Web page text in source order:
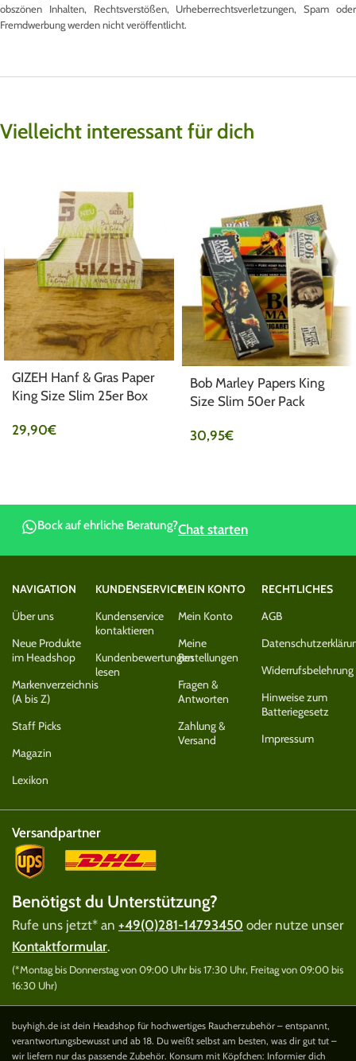
obszönen Inhalten, Rechtsverstößen, Urheberrechtsverletzungen, Spam oder
Fremdwerbung werden nicht veröffentlicht.
Vielleicht interessant für dich
GIZEH Hanf & Gras Paper
King Size Slim 25er Box
29,90€
Bob Marley Papers King
Size Slim 50er Pack
30,95€
Bock auf ehrliche Beratung?Chat starten
NAVIGATION
Über uns
Neue Produkte
im Headshop
Markenverzeichnis
(A bis Z)
Staff Picks
Magazin
Lexikon
KUNDENSERVICE
Kundenservice
kontaktieren
Kundenbewertungen
lesen
MEIN KONTO
Mein Konto
Meine
Bestellungen
Fragen &
Antworten
Zahlung &
Versand
RECHTLICHES
AGB
Widerrufsbelehrung
Hinweise zum
Batteriegesetz
Impressum
Versandpartner
Benötigst du Unterstützung?
Rufe uns jetzt* an +49(0)281-14793450 oder nutze unser
Kontaktformular.
(*Montag bis Donnerstag von 09:00 Uhr bis 17:30 Uhr, Freitag von 09:00 bis
16:30 Uhr)
buyhigh.de ist dein Headshop für hochwertiges Raucherzubehör – entspannt,
verantwortungsbewusst und ab 18. Du weißt selbst am besten, was dir gut tut –
wir liefern nur das passende Zubehör. Konsum mit Köpfchen: Informier dich